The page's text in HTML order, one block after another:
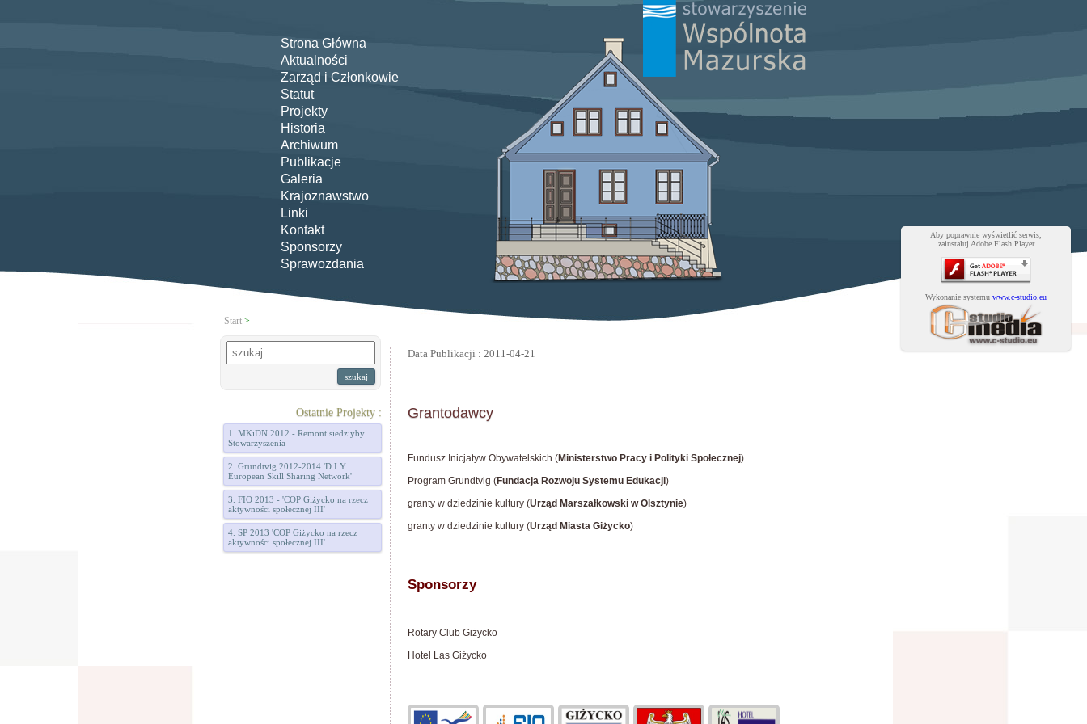
Strona Główna
Aktualności
Zarząd i Członkowie
Statut
Projekty
Historia
Archiwum
Publikacje
Galeria
Krajoznawstwo
Linki
Kontakt
Sponsorzy
Sprawozdania
Aby poprawnie wyświetlić serwis,
zainstaluj Adobe Flash Player
Wykonanie systemu www.c-studio.eu
Start >
Ostatnie Projekty :
1. MKiDN 2012 - Remont siedziyby
Stowarzyszenia
2. Grundtvig 2012-2014 'D.I.Y.
European Skill Sharing Network'
3. FIO 2013 - 'COP Giżycko na rzecz
aktywności społecznej III'
4. SP 2013 'COP Giżycko na rzecz
aktywności społecznej III'
Data Publikacji : 2011-04-21
Grantodawcy
Fundusz Inicjatyw Obywatelskich (Ministerstwo Pracy i Polityki Społecznej)
Program Grundtvig (Fundacja Rozwoju Systemu Edukacji)
granty w dziedzinie kultury (Urząd Marszałkowski w Olsztynie)
granty w dziedzinie kultury (Urząd Miasta Giżycko)
Sponsorzy
Rotary Club Giżycko
Hotel Las Giżycko